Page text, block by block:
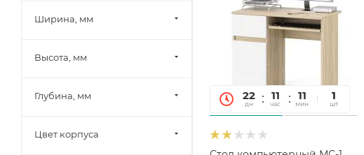
22
дн
11
час
11
мин
45
сек
1
шт
Боровичи-мебель (
Олмеко (
Шведский стандарт
13)
Ширина, мм
Высота, мм
Глубина, мм
Цвет корпуса